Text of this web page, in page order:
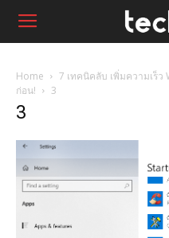
Home
7 เทคนิคลับ เพิ่มความเร็
ก่อน!
3
3